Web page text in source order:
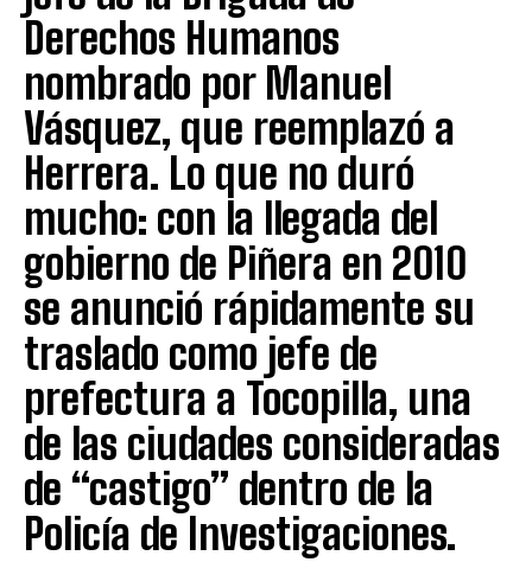
Derechos Humanos
nombrado por Manuel
Vásquez, que reemplazó a
Herrera. Lo que no duró
mucho: con la llegada del
gobierno de Piñera en 2010
se anunció rápidamente su
traslado como jefe de
prefectura a Tocopilla, una
de las ciudades consideradas
de “castigo” dentro de la
Policía de Investigaciones.